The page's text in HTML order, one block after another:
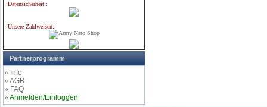
::Datensicherheit::
::Unsere Zahlweisen::
Partnerprogramm
» Info
» AGB
» FAQ
» Anmelden/Einloggen